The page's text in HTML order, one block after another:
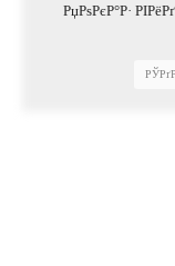
РџРѕРєР°Р·